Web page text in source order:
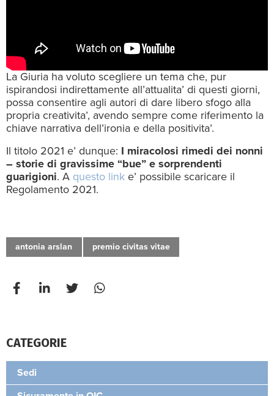
La Giuria ha voluto scegliere un tema che, pur
ispirandosi indirettamente all’attualita’ di questi giorni,
possa consentire agli autori di dare libero sfogo alla
propria creativita’, avendo sempre come riferimento la
chiave narrativa dell’ironia e della positivita’.
Il titolo 2021 e’ dunque: I miracolosi rimedi dei nonni
– storie di gravissime “bue” e sorprendenti
guarigioni. A questo link e’ possibile scaricare il
Regolamento 2021.
antonia arslan premio civitas vitae
CATEGORIE
Sedi